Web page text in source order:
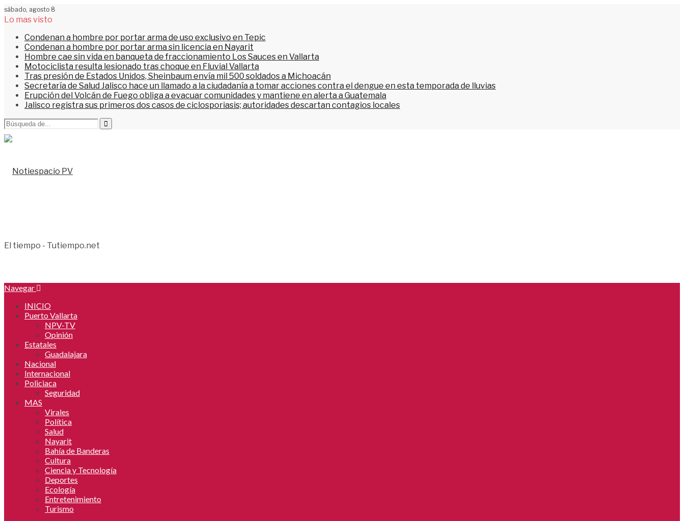
sábado, agosto 8
Lo mas visto
Condenan a hombre por portar arma de uso exclusivo en Tepic
Condenan a hombre por portar arma sin licencia en Nayarit
Hombre cae sin vida en banqueta de fraccionamiento Los Sauces en Vallarta
Motociclista resulta lesionado tras choque en Fluvial Vallarta
Tras presión de Estados Unidos, Sheinbaum envía mil 500 soldados a Michoacán
Secretaría de Salud Jalisco hace un llamado a la ciudadanía a tomar acciones contra el dengue en esta temporada de lluvias
Erupción del Volcán de Fuego obliga a evacuar comunidades y mantiene en alerta a Guatemala
Jalisco registra sus primeros dos casos de ciclosporiasis; autoridades descartan contagios locales
El tiempo - Tutiempo.net
Navegar
INICIO
Puerto Vallarta
NPV-TV
Opinión
Estatales
Guadalajara
Nacional
Internacional
Policiaca
Seguridad
MAS
Virales
Política
Salud
Nayarit
Bahía de Banderas
Cultura
Ciencia y Tecnología
Deportes
Ecología
Entretenimiento
Turismo